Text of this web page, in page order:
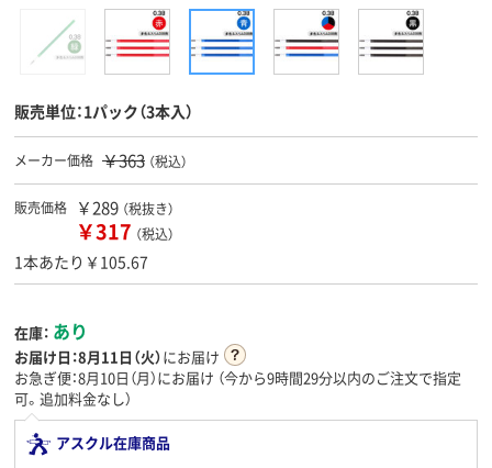
販売単位：1パック（3本入）
メーカー価格 ￥363 （税込）
販売価格 ￥289 （税抜き）
￥317 （税込）
1本あたり￥105.67
在庫： あり
お届け日：8月11日（火）にお届け
お急ぎ便：8月10日（月）にお届け （今から9時間29分以内のご注文で指定
可。追加料金なし）
アスクル在庫商品